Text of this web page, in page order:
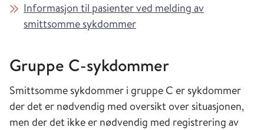
Informasjon til pasienter ved melding av
smittsomme sykdommer
Gruppe C-sykdommer
Smittsomme sykdommer i gruppe C er sykdommer
der det er nødvendig med oversikt over situasjonen,
men der det ikke er nødvendig med registrering av